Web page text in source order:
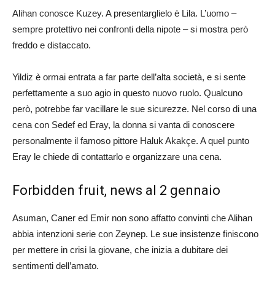
Alihan conosce Kuzey. A presentarglielo è Lila. L’uomo –
sempre protettivo nei confronti della nipote – si mostra però
freddo e distaccato.
Yildiz è ormai entrata a far parte dell’alta società, e si sente
perfettamente a suo agio in questo nuovo ruolo. Qualcuno
però, potrebbe far vacillare le sue sicurezze. Nel corso di una
cena con Sedef ed Eray, la donna si vanta di conoscere
personalmente il famoso pittore Haluk Akakçe. A quel punto
Eray le chiede di contattarlo e organizzare una cena.
Forbidden fruit, news al 2 gennaio
Asuman, Caner ed Emir non sono affatto convinti che Alihan
abbia intenzioni serie con Zeynep. Le sue insistenze finiscono
per mettere in crisi la giovane, che inizia a dubitare dei
sentimenti dell’amato.